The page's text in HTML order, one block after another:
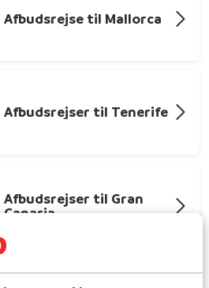
Afbudsrejse til Mallorca
Afbudsrejser til Tenerife
Afbudsrejser til Gran
Canaria